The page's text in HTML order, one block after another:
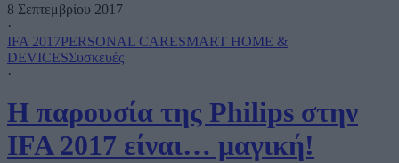
8 Σεπτεμβρίου 2017
·
IFA 2017PERSONAL CARESMART HOME &
DEVICESΣυσκευές
·
Η παρουσία της Philips στην
IFA 2017 είναι… μαγική!